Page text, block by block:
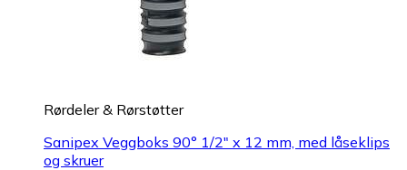
Rørdeler & Rørstøtter
Sanipex Veggboks 90° 1/2" x 12 mm, med låseklips
og skruer